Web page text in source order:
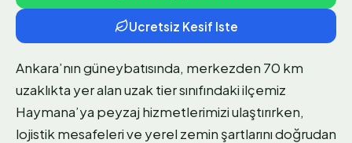
Ucretsiz Kesif Iste
Ankara’nın güneybatısında, merkezden 70 km
uzaklıkta yer alan uzak tier sınıfındaki ilçemiz
Haymana’ya peyzaj hizmetlerimizi ulaştırırken,
lojistik mesafeleri ve yerel zemin şartlarını doğrudan